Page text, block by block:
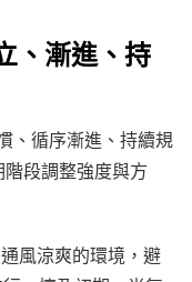
、漸進、持
、循序漸進、持續規
段調整強度與方
風涼爽的環境，避